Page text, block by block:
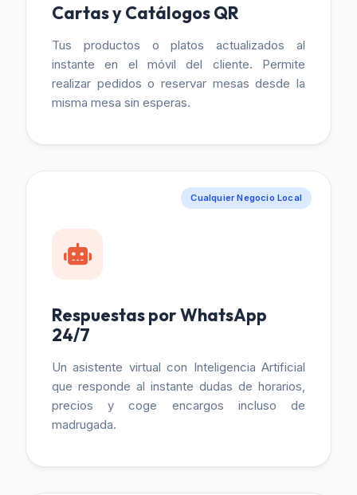
Cartas y Catálogos QR
Tus productos o platos actualizados al
instante en el móvil del cliente. Permite
realizar pedidos o reservar mesas desde la
misma mesa sin esperas.
Cualquier Negocio Local
Respuestas por WhatsApp
24/7
Un asistente virtual con Inteligencia Artificial
que responde al instante dudas de horarios,
precios y coge encargos incluso de
madrugada.